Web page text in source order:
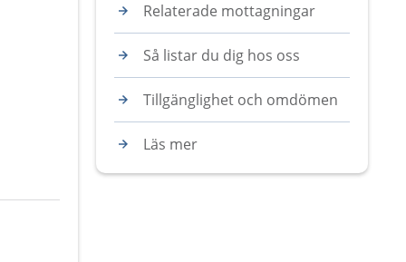
Relaterade mottagningar
Så listar du dig hos oss
Tillgänglighet och omdömen
Läs mer